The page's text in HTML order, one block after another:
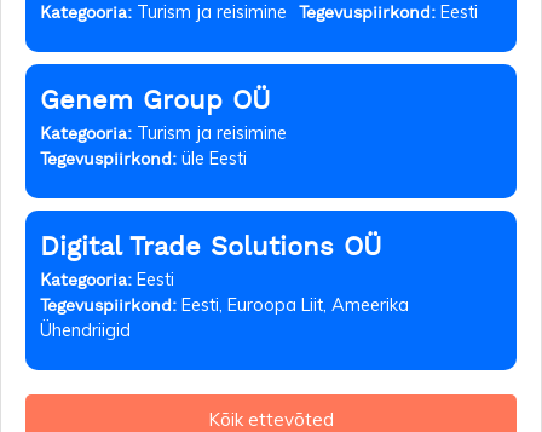
Kategooria: Turism ja reisimine Tegevuspiirkond: Eesti
Genem Group OÜ
Kategooria: Turism ja reisimine
Tegevuspiirkond: üle Eesti
Digital Trade Solutions OÜ
Kategooria: Eesti
Tegevuspiirkond: Eesti, Euroopa Liit, Ameerika
Ühendriigid
Kõik ettevõted